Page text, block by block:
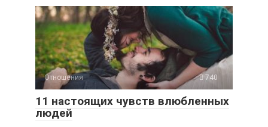
Отношения 740
11 настоящих чувств влюбленных
людей